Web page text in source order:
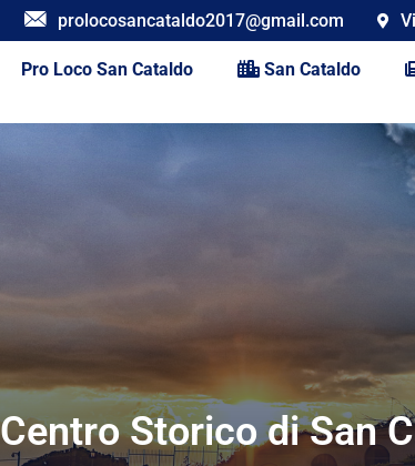
prolocosancataldo2017@gmail.com
Pro Loco San Cataldo San Cataldo
Storico di San